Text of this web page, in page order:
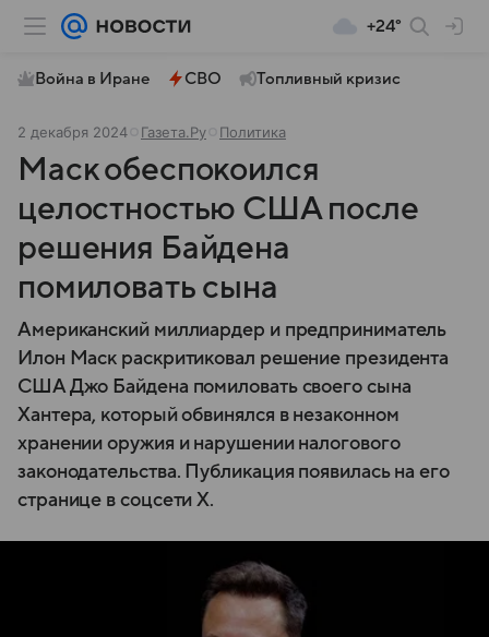
+24°
Война в Иране СВО Топливный кризис
2 декабря 2024 Газета.Ру Политика
Маск обеспокоился
целостностью США после
решения Байдена
помиловать сына
Американский миллиардер и предприниматель
Илон Маск раскритиковал решение президента
США Джо Байдена помиловать своего сына
Хантера, который обвинялся в незаконном
хранении оружия и нарушении налогового
законодательства. Публикация появилась на его
странице в соцсети Х.